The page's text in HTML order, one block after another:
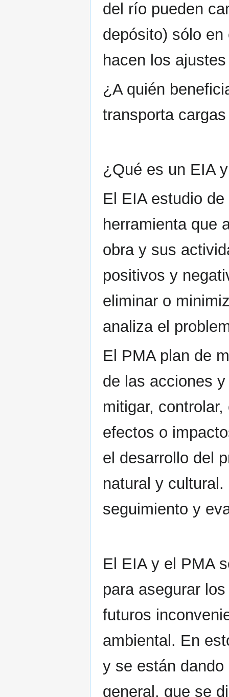
del río pueden
depósito) sólo
hacen los
¿A quién
transporta
¿Qué es un EIA
El EIA estudio
herramienta que
obra y sus
positivos y
eliminar o
analiza el
El PMA plan de
de las acciones
mitigar,
efectos o
el desarrollo del
natural y
seguimiento y
El EIA y el PMA
para asegurar
futuros
ambiental. En
y se están
general, que se